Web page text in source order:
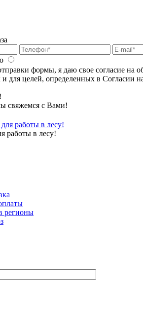
формы, я даю свое согласие на
для целей, определенных в Согласии
свяжемся с Вами!
работы в лесу!
регионы